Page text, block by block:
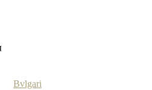
Bvlgari